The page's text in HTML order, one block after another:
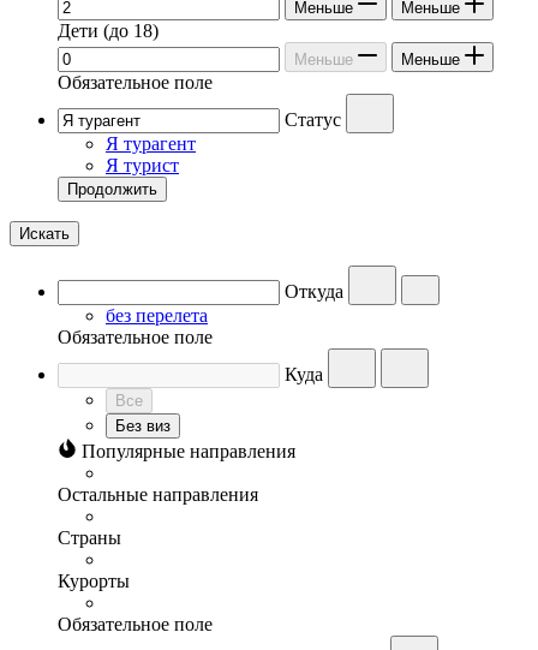
Меньше Меньше
Дети (до 18)
Меньше Меньше
Обязательное поле
Статус
Я турагент
Я турист
Продолжить
Искать
Откуда
без перелета
Обязательное поле
Куда
Все
Без виз
Популярные направления
Остальные направления
Страны
Курорты
Обязательное поле